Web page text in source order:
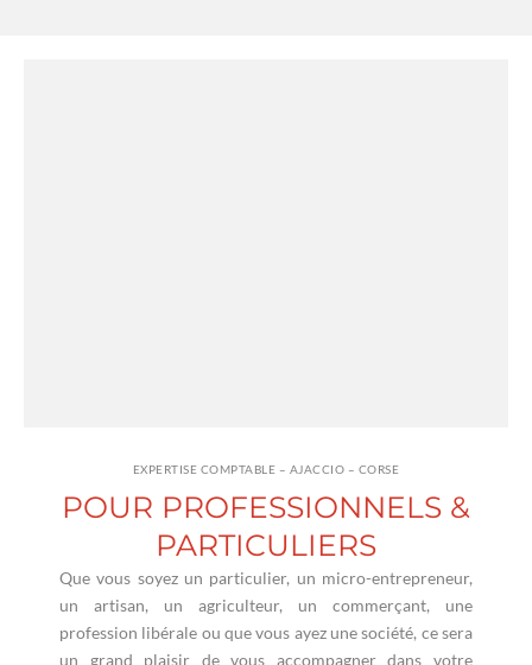
EXPERTISE COMPTABLE – AJACCIO – CORSE
POUR PROFESSIONNELS &
PARTICULIERS
Que vous soyez un particulier, un micro-entrepreneur,
un artisan, un agriculteur, un commerçant, une
profession libérale ou que vous ayez une société, ce sera
un grand plaisir de vous accompagner dans votre